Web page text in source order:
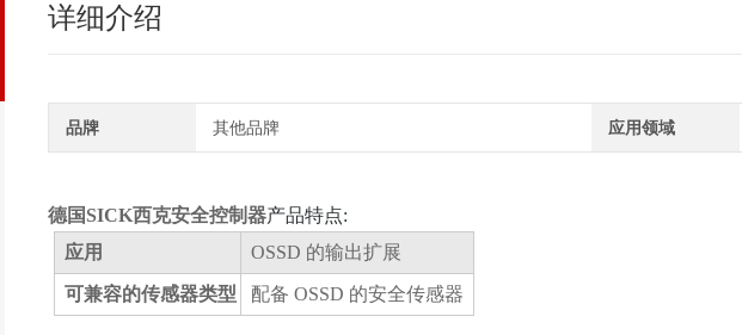
详细介绍
品牌 其他品牌 应用领域
德国SICK西克安全控制器产品特点:
应用
OSSD 的输出扩展
可兼容的传感器类型 配备 OSSD 的安全传感器